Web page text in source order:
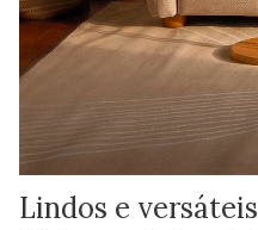
Lindos e versáteis